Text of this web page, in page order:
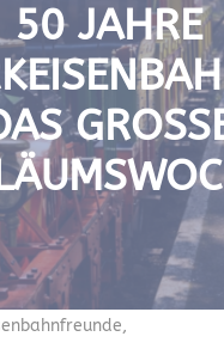
50 JAHRE
GROSSE